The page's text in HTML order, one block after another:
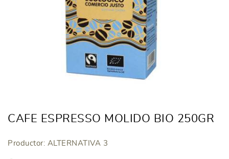
CAFE ESPRESSO MOLIDO BIO 250GR
Productor: ALTERNATIVA 3